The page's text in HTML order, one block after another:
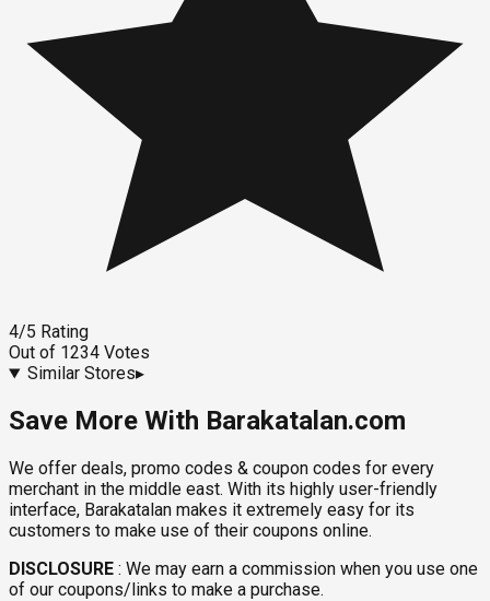
4/5 Rating
Out of 1234 Votes
Similar Stores▸
Save More With Barakatalan.com
We offer deals, promo codes & coupon codes for every
merchant in the middle east. With its highly user-friendly
interface, Barakatalan makes it extremely easy for its
customers to make use of their coupons online.
DISCLOSURE : We may earn a commission when you use one
of our coupons/links to make a purchase.